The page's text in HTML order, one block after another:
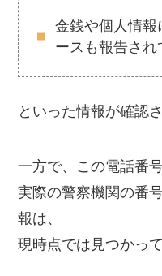
金銭や個人情報
ースも報告され
といった情報が確認
一方で、この電話番
実際の警察機関の番
報は、
現時点では見つかっ